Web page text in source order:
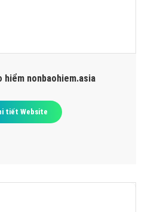
hiểm nonbaohiem.asia
tiết Website